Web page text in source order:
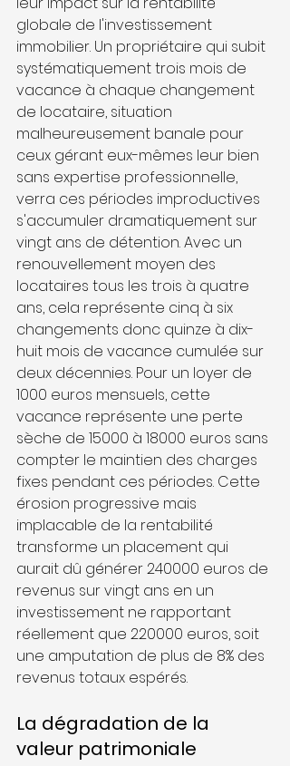
globale de l'investissement
immobilier. Un propriétaire qui subit
systématiquement trois mois de
vacance à chaque changement
de locataire, situation
malheureusement banale pour
ceux gérant eux-mêmes leur bien
sans expertise professionnelle,
verra ces périodes improductives
s'accumuler dramatiquement sur
vingt ans de détention. Avec un
renouvellement moyen des
locataires tous les trois à quatre
ans, cela représente cinq à six
changements donc quinze à dix-
huit mois de vacance cumulée sur
deux décennies. Pour un loyer de
1000 euros mensuels, cette
vacance représente une perte
sèche de 15000 à 18000 euros sans
compter le maintien des charges
fixes pendant ces périodes. Cette
érosion progressive mais
implacable de la rentabilité
transforme un placement qui
aurait dû générer 240000 euros de
revenus sur vingt ans en un
investissement ne rapportant
réellement que 220000 euros, soit
une amputation de plus de 8% des
revenus totaux espérés.
La dégradation de la
valeur patrimoniale